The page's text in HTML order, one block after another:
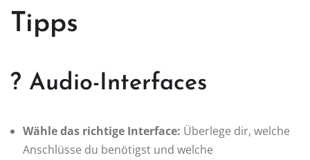
Tipps
? Audio-Interfaces
Wähle das richtige Interface: Überlege dir, welche
Anschlüsse du benötigst und welche